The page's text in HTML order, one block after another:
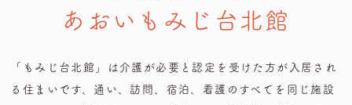
あおいもみじ台北館
「もみじ台北館」は介護が必要と認定を受けた方が入居され
る住まいです、 通い、訪問、宿泊、看護のすべてを同じ施設